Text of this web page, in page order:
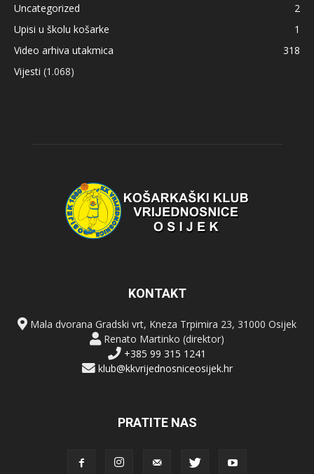
Uncategorized
2
Upisi u školu košarke
1
Video arhiva utakmica
318
Vijesti (1.068)
KONTAKT
Mala dvorana Gradski vrt, Kneza Trpimira 23, 31000 Osijek
Renato Martinko (direktor)
+385 99 315 1241
klub@kkvrijednosniceosijek.hr
PRATITE NAS